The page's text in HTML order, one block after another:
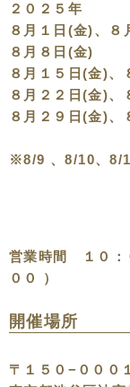
２０２５年
８月１日(金)、８
８月８日(金)
８月１５日(金)、
８月２２日(金)、
８月２９日(金)、
※8/9 、8/10、8/
営業時間 １０：
００ ）
開催場所
〒１５０−０００